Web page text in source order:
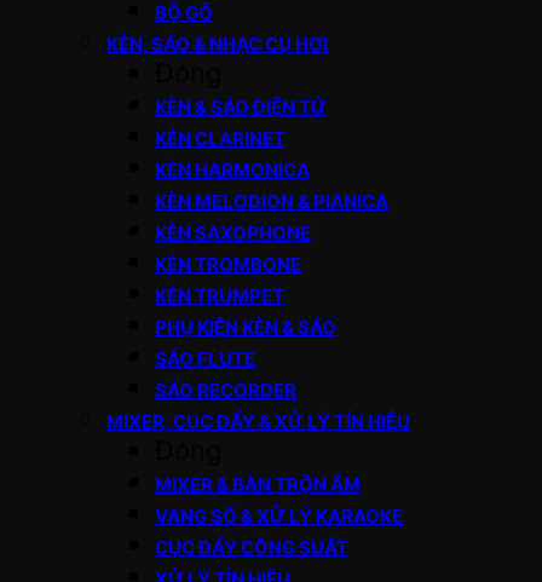
BỘ GÕ
KÈN, SÁO & NHẠC CỤ HƠI
KÈN & SÁO ĐIỆN TỬ
KÈN CLARINET
KÈN HARMONICA
KÈN MELODION & PIANICA
KÈN SAXOPHONE
KÈN TROMBONE
KÈN TRUMPET
PHỤ KIỆN KÈN & SÁO
SÁO FLUTE
SÁO RECORDER
MIXER, CỤC ĐẨY & XỬ LÝ TÍN HIỆU
MIXER & BÀN TRỘN ÂM
VANG SỐ & XỬ LÝ KARAOKE
CỤC ĐẨY CÔNG SUẤT